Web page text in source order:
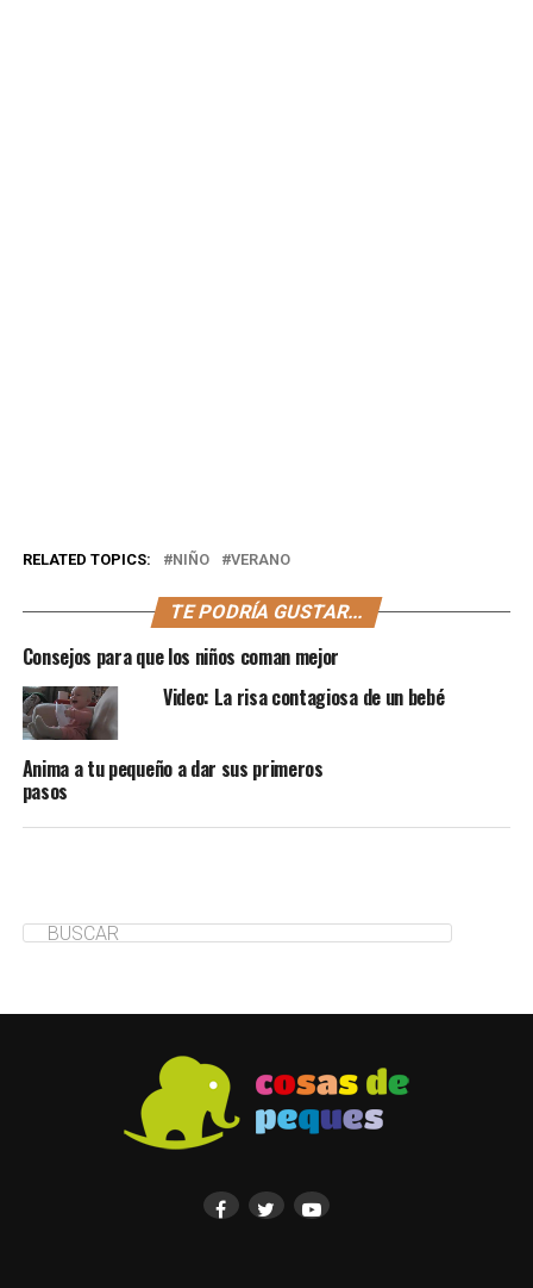
RELATED TOPICS: NIÑO VERANO
TE PODRÍA GUSTAR...
Consejos para que los niños coman mejor
Video: La risa contagiosa de un bebé
Anima a tu pequeño a dar sus primeros
pasos